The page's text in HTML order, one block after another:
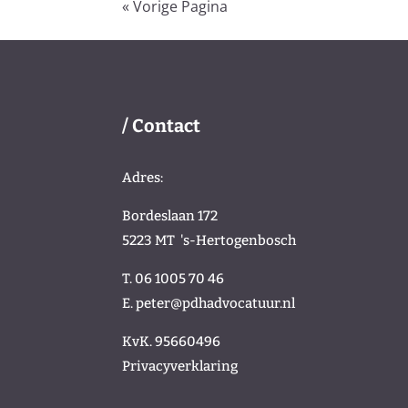
« Vorige Pagina
/ Contact
Adres:
Bordeslaan 172
5223 MT 's-Hertogenbosch
T. 06 1005 70 46
E.peter@pdhadvocatuur.nl
KvK.95660496
Privacyverklaring